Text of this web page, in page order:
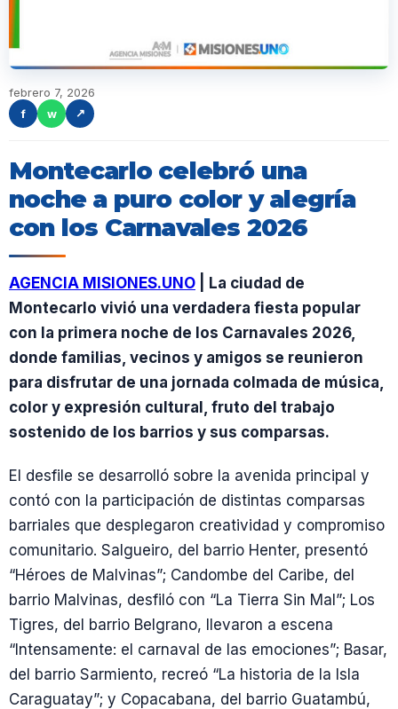
febrero 7, 2026
f
w ↗
Montecarlo celebró una
noche a puro color y alegría
con los Carnavales 2026
AGENCIA MISIONES.UNO | La ciudad de
Montecarlo vivió una verdadera fiesta popular
con la primera noche de los Carnavales 2026,
donde familias, vecinos y amigos se reunieron
para disfrutar de una jornada colmada de música,
color y expresión cultural, fruto del trabajo
sostenido de los barrios y sus comparsas.
El desfile se desarrolló sobre la avenida principal y
contó con la participación de distintas comparsas
barriales que desplegaron creatividad y compromiso
comunitario. Salgueiro, del barrio Henter, presentó
“Héroes de Malvinas”; Candombe del Caribe, del
barrio Malvinas, desfiló con “La Tierra Sin Mal”; Los
Tigres, del barrio Belgrano, llevaron a escena
“Intensamente: el carnaval de las emociones”; Basar,
del barrio Sarmiento, recreó “La historia de la Isla
Caraguatay”; y Copacabana, del barrio Guatambú,